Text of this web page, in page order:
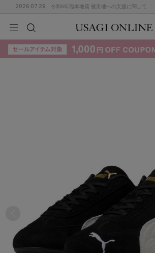
2026.07.29 令和8年熊本地震 被災地への支援に関して
検索
KIDSBABYBEAUTYLIFE STYLE
KIDSBABYBEAUTYLIFE STYLE
adidas
アディダス